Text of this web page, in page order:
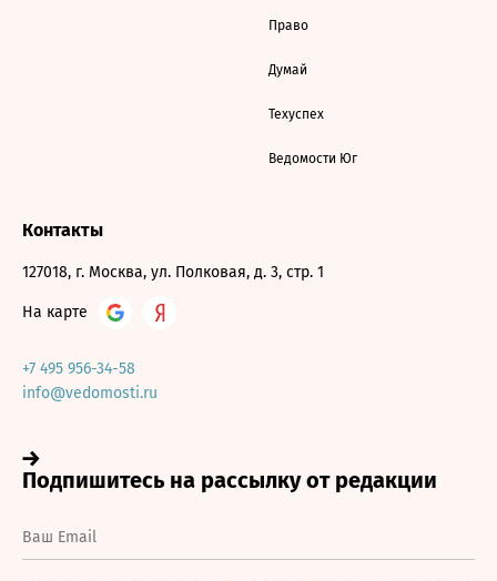
Право
Думай
Техуспех
Ведомости Юг
Контакты
127018, г. Москва, ул. Полковая, д. 3, стр. 1
На карте
+7 495 956-34-58
info@vedomosti.ru